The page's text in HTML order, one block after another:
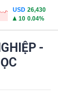
USD 26,430
10 0.04%
-